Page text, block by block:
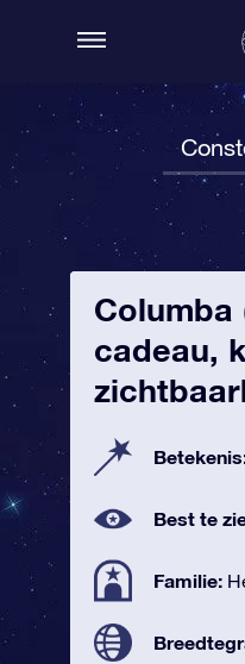
Columba
cadeau,
Best te
Familie: